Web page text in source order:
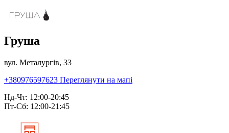
Груша
вул. Металургів, 33
+380976597623 Переглянути на мапі
Нд-Чт: 12:00-20:45
Пт-Сб: 12:00-21:45